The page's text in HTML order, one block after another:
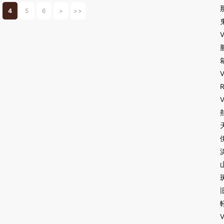
4 5 6 > >>